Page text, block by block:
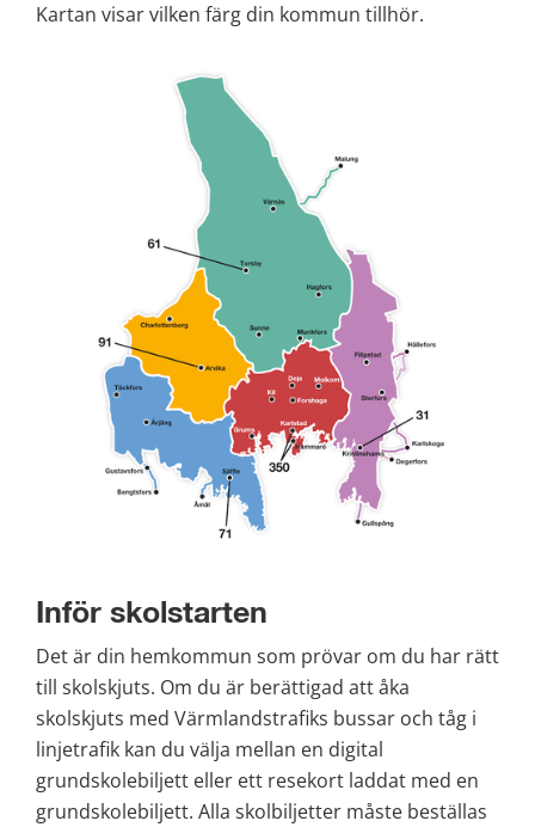
Kartan visar vilken färg din kommun tillhör.
Inför skolstarten
Det är din hemkommun som prövar om du har rätt
till skolskjuts. Om du är berättigad att åka
skolskjuts med Värmlandstrafiks bussar och tåg i
linjetrafik kan du välja mellan en digital
grundskolebiljett eller ett resekort laddat med en
grundskolebiljett. Alla skolbiljetter måste beställas